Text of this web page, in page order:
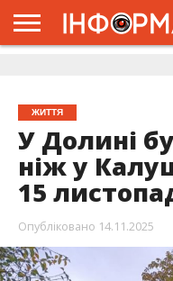
ЖИТТЯ
У Долині
ніж у
15
Опубліковано 14.11.2025